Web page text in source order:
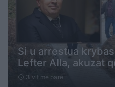
Si u arrestua
Lefter Alla, akuzat
schedule 3 vit me parë